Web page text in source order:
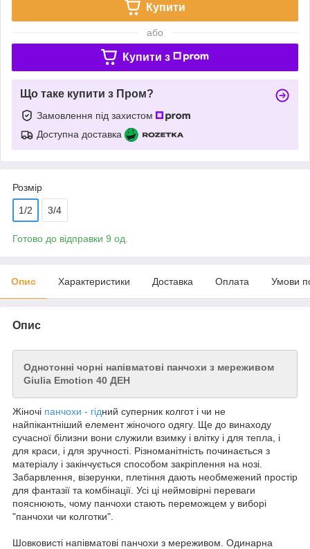
Купити
або
Купити з
Що таке купити з Пром?
Замовлення під захистом
Доступна доставка
Розмір
1/2 3/4
Готово до відправки 9 од.
Опис Характеристики Доставка Оплата Умови
Опис
Однотонні чорні напівматові панчохи з мереживом
Giulia Emotion 40 ДЕН
Жіночі панчохи - гідний суперник колгот і чи не
найпікантніший елемент жіночого одягу. Ще до винаходу
сучасної білизни вони служили взимку і влітку і для тепла, і
для краси, і для зручності. Різноманітність починається з
матеріалу і закінчується способом закріплення на нозі.
Забарвлення, візерунки, плетіння дають необмежений простір
для фантазії та комбінації. Усі ці неймовірні переваги
пояснюють, чому панчохи стають переможцем у виборі
"панчохи чи колготки".
Шовковисті напівматові панчохи з мереживом. Одинарна